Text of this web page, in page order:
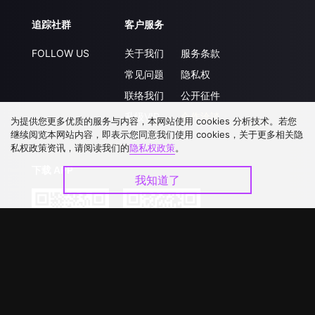
追踪社群
FOLLOW US
客户服务
关于我们
常见问题
联络我们
升级VIP
服务条款
隐私权
公开征件
合作洽談
下载 APP
为提供您更多优质的服务与内容，本网站使用 cookies 分析技术。若您
继续阅览本网站内容，即表示您同意我们使用 cookies，关于更多相关隐
私权政策资讯，请阅读我们的隐私权政策。
我知道了